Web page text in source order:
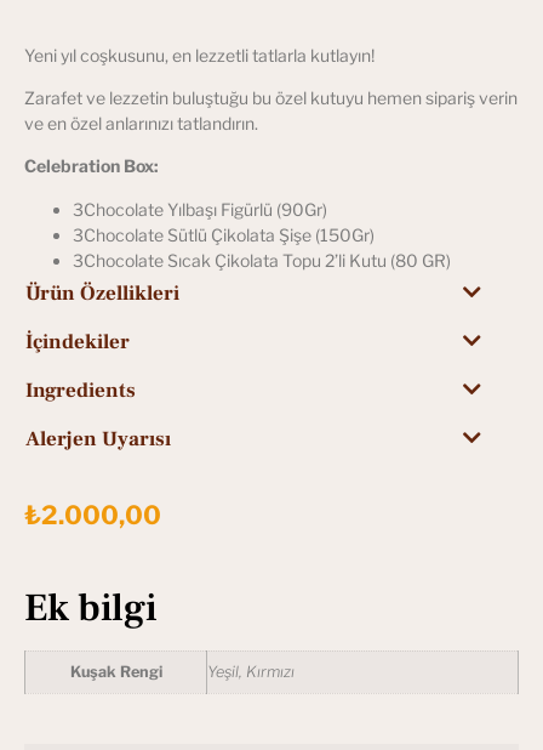
Yeni yıl coşkusunu, en lezzetli tatlarla kutlayın!
Zarafet ve lezzetin buluştuğu bu özel kutuyu hemen sipariş verin
ve en özel anlarınızı tatlandırın.
Celebration Box:
3Chocolate Yılbaşı Figürlü (90Gr)
3Chocolate Sütlü Çikolata Şişe (150Gr)
3Chocolate Sıcak Çikolata Topu 2’li Kutu (80 GR)
Ürün Özellikleri
İçindekiler
Ingredients
Alerjen Uyarısı
₺2.000,00
Ek bilgi
Kuşak Rengi Yeşil, Kırmızı